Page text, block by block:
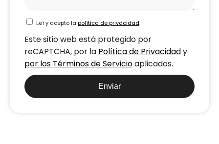
Leí y acepto la política de privacidad.
Este sitio web está protegido por
reCAPTCHA, por la Política de Privacidady
por los Términos de Servicioaplicados.
Enviar